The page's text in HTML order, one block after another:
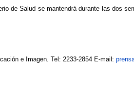
de Salud se mantendrá durante las dos
e Imagen. Tel: 2233-2854 E-mail: